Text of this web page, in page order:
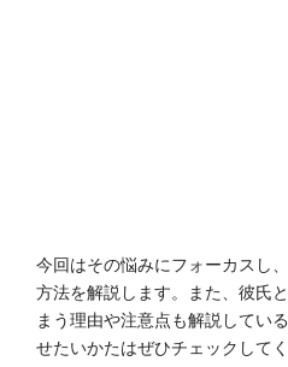
今回はその悩みにフォーカスし
方法を解説します。また、彼氏
まう理由や注意点も解説してい
せたいかたはぜひチェックして